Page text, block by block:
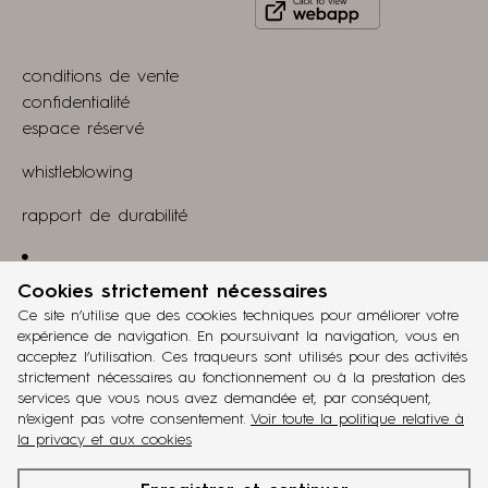
Play
to
conditions de vente
confidentialité
espace réservé
whistleblowing
rapport de durabilité
Linkedin
projet
grucciadesign.
développement
Workup®
ita eng fra deu esp
cinquanta3est une marque deBattistella Company. n° TVA
Cookies strictement nécessaires
Ce site n’utilise que des cookies techniques pour améliorer votre
expérience de navigation. En poursuivant la navigation, vous en
acceptez l’utilisation. Ces traqueurs sont utilisés pour des activités
strictement nécessaires au fonctionnement ou à la prestation des
services que vous nous avez demandée et, par conséquent,
n’exigent pas votre consentement. Voir toute la politique relative à
la privacy et aux cookies